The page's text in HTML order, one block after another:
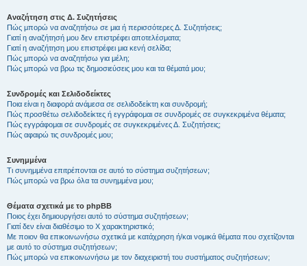
Αναζήτηση στις Δ. Συζητήσεις
Πώς μπορώ να αναζητήσω σε μια ή περισσότερες Δ. Συζητήσεις;
Γιατί η αναζήτησή μου δεν επιστρέφει αποτελέσματα;
Γιατί η αναζήτηση μου επιστρέφει μια κενή σελίδα;
Πώς μπορώ να αναζητήσω για μέλη;
Πώς μπορώ να βρω τις δημοσιεύσεις μου και τα θέματά μου;
Συνδρομές και Σελιδοδείκτες
Ποια είναι η διαφορά ανάμεσα σε σελιδοδείκτη και συνδρομή;
Πώς προσθέτω σελιδοδείκτες ή εγγράφομαι σε συνδρομές σε συγκεκριμένα θέματα;
Πώς εγγράφομαι σε συνδρομές σε συγκεκριμένες Δ. Συζητήσεις;
Πώς αφαιρώ τις συνδρομές μου;
Συνημμένα
Τι συνημμένα επιτρέπονται σε αυτό το σύστημα συζητήσεων;
Πώς μπορώ να βρω όλα τα συνημμένα μου;
Θέματα σχετικά με το phpBB
Ποιος έχει δημιουργήσει αυτό το σύστημα συζητήσεων;
Γιατί δεν είναι διαθέσιμο το Χ χαρακτηριστικό;
Με ποιον θα επικοινωνήσω σχετικά με κατάχρηση ή/και νομικά θέματα που σχετίζονται
με αυτό το σύστημα συζητήσεων;
Πώς μπορώ να επικοινωνήσω με τον διαχειριστή του συστήματος συζητήσεων;